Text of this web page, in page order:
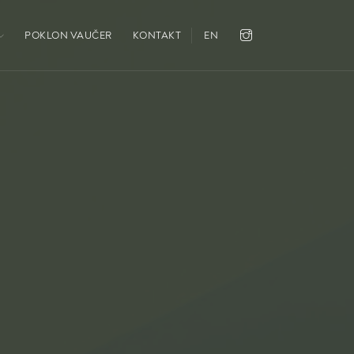
POKLON VAUČER KONTAKT EN